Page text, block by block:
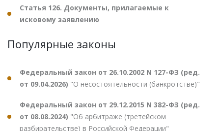
Статья 126. Документы, прилагаемые к
исковому заявлению
Популярные законы
Федеральный закон от 26.10.2002 N 127-ФЗ (ред.
от 09.04.2026) "О несостоятельности (банкротстве)"
Федеральный закон от 29.12.2015 N 382-ФЗ (ред.
от 08.08.2024) "Об арбитраже (третейском
разбирательстве) в Российской Федерации"